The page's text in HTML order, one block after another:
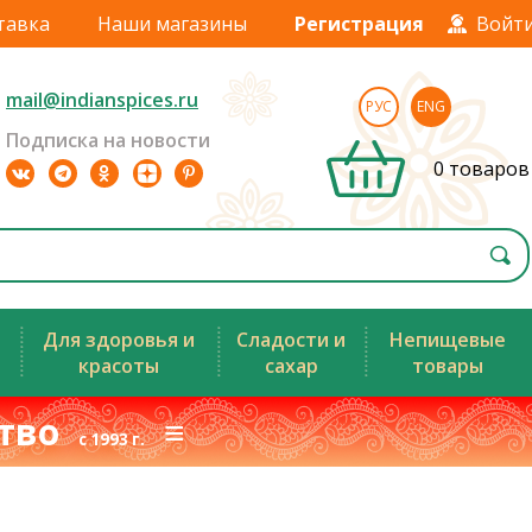
Наши магазины Регистрация
mail@indianspices.ru
Подписка на новости
РУС ENG
0 товаров
Для здоровья и
красоты
Сладости и
сахар
Непищевые
товары
с 1993 г.≡